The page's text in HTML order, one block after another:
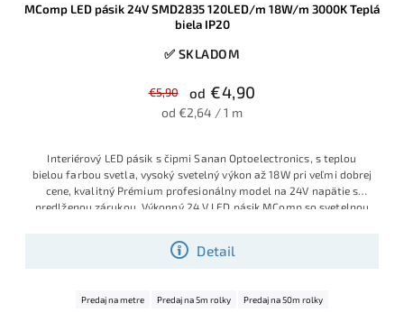
MComp LED pásik 24V SMD2835 120LED/m 18W/m 3000K Teplá
biela IP20
✅ SKLADOM
€5,90 od €4,90
od €2,64 / 1 m
Detail
Interiérový LED pásik s čipmi Sanan Optoelectronics, s teplou
bielou farbou svetla, vysoký svetelný výkon až 18W pri veľmi dobrej
cene, kvalitný Prémium profesionálny model na 24V napätie s
predlženou zárukou. Výkonný 24 V LED pásik MComp so svetelnou
rovnomerné teplé biele osvetlenie. Vhodný na hlavné aj pracovné
osvetlenie v interiéri, najmä tam, kde je potrebný vyšší svetelný tok.
Predaj na metre Predaj na 5m rolky Predaj na 50m rolky